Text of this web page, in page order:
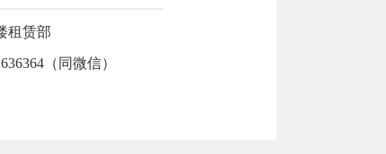
租赁部
（同微信）